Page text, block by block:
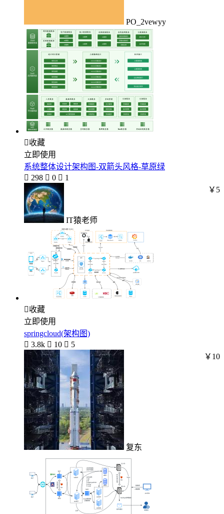
PO_2vewyy
收藏
立即使用
系统整体设计架构图-双箭头风格-草原绿
 298  0  1
IT猿老师
￥5
收藏
立即使用
springcloud(架构图)
 3.8k  10  5
复东
￥10